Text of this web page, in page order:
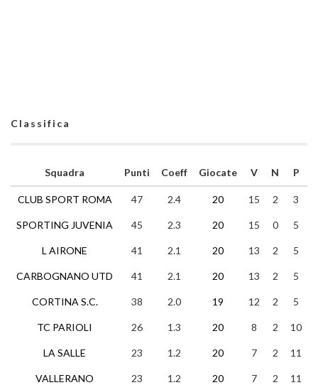
Classifica
Squadra
CLUB SPORT ROMA
SPORTING JUVENIA
L AIRONE
CARBOGNANO UTD
CORTINA S.C.
TC PARIOLI
LA SALLE
VALLERANO
Punti Coeff Giocate V N P
47 2.4 20 15 2 3
45 2.3 20 15 0 5
41 2.1 20 13 2 5
41 2.1 20 13 2 5
38 2.0 19 12 2 5
26 1.3 20 8 2 10
23 1.2 20 7 2 11
23 1.2 20 7 2 11